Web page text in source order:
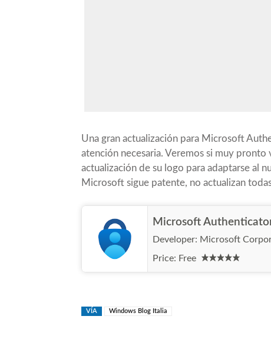
Una gran actualización para Microsoft
atención necesaria. Veremos si muy
actualización de su logo para adaptarse al
Microsoft sigue patente, no actualizan
Microsoft
Developer: Microsoft
Price: Free
VÍA Windows Blog Italia